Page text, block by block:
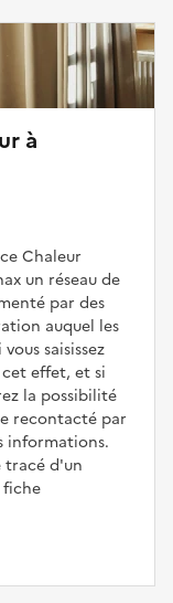
Chaleur
un réseau de
par des
auquel les
saisissez
effet, et si
la possibilité
recontacté par
informations.
tracé d'un
fiche